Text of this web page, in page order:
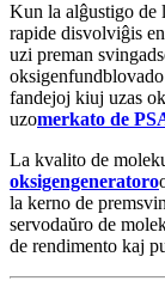
Kun la alĝustigo de
rapide disvolviĝis
uzi preman
fandejoj kiuj uzas
uzomerkato de
La kvalito de
oksigengeneratoro
la kerno de
servodaŭro de
de rendimento kaj